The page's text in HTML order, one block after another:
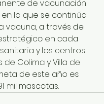
de vacunación
la que se continúa
vacuna, a través de
en cada
y los centros
de Colima y Villa de
de este año es
mil mascotas.